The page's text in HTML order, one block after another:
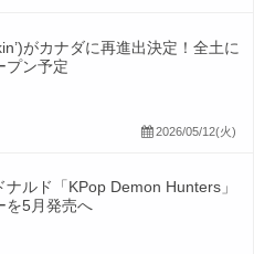
がカナダに再進出決定！全土に
プン予定
2026/05/12(火)
ナルド「KPop Demon Hunters」
を5月発売へ